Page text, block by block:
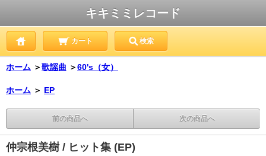
キキミミレコード
カート 検索
ホーム ＞歌謡曲 ＞60's（女）
ホーム ＞ EP
前の商品へ 次の商品へ
仲宗根美樹 / ヒット集 (EP)